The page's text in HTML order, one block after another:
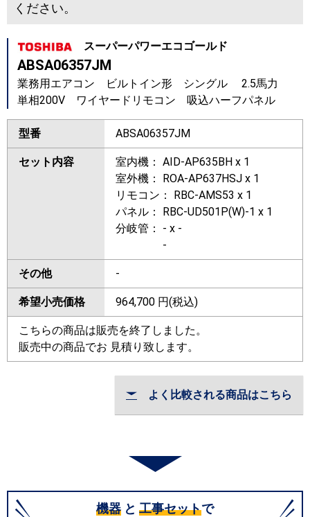
ください。
スーパーパワーエコゴールド
ABSA06357JM
業務用エアコン ビルトイン形 シングル 2.5馬力
単相200V ワイヤードリモコン 吸込ハーフパネル
型番 ABSA06357JM
セット内容
室内機： AID-AP635BH x 1
室外機： ROA-AP637HSJ x 1
リモコン： RBC-AMS53 x 1
パネル： RBC-UD501P(W)-1 x 1
分岐管： - x -
-
その他 -
希望小売価格 964,700 円(税込)
こちらの商品は販売を終了しました。
販売中の商品でお 見積り致します。
よく比較される商品はこちら
機器 と 工事セットで